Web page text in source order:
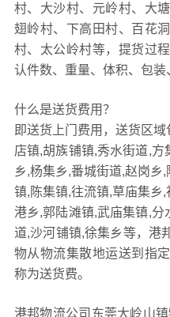
村、大沙村、元岭村、大
翅岭村、下高田村、百花
村、太公岭村等，提货过
认件数、重量、体积、包装
什么是送货费用？
即送货上门费用，送货区
店镇,胡族铺镇,秀水街道,
乡,杨集乡,番城街道,赵岗乡
镇,陈集镇,往流镇,草庙集乡
港乡,郭陆滩镇,武庙集镇,
道,沙河铺镇,徐集乡等，港
物从物流集散地运送到指
称为送货费。
港邦物流公司东莞大岭山